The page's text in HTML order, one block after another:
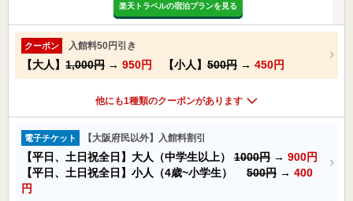
楽天トラベルの宿泊プランを見る
クーポン 入館料50円引き
【大人】 1,000円 → 950円 【小人】 500円 → 450円
他にも1種類のクーポンがあります
電子チケット 【大阪府民以外】入館料割引
【平日、土日祝全日】大人（中学生以上） 1000円 → 900円
【平日、土日祝全日】小人（4歳~小学生） 500円 → 400
円